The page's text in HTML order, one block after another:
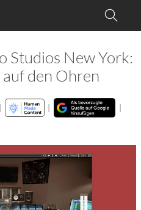
Studios New York:
den Ohren
| |
|